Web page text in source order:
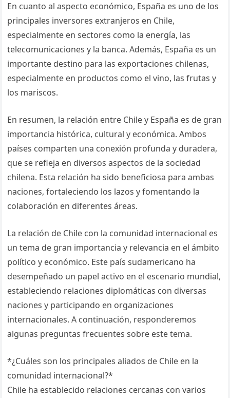
En cuanto al aspecto económico, España es uno de los
principales inversores extranjeros en Chile,
especialmente en sectores como la energía, las
telecomunicaciones y la banca. Además, España es un
importante destino para las exportaciones chilenas,
especialmente en productos como el vino, las frutas y
los mariscos.
En resumen, la relación entre Chile y España es de gran
importancia histórica, cultural y económica. Ambos
países comparten una conexión profunda y duradera,
que se refleja en diversos aspectos de la sociedad
chilena. Esta relación ha sido beneficiosa para ambas
naciones, fortaleciendo los lazos y fomentando la
colaboración en diferentes áreas.
La relación de Chile con la comunidad internacional es
un tema de gran importancia y relevancia en el ámbito
político y económico. Este país sudamericano ha
desempeñado un papel activo en el escenario mundial,
estableciendo relaciones diplomáticas con diversas
naciones y participando en organizaciones
internacionales. A continuación, responderemos
algunas preguntas frecuentes sobre este tema.
*¿Cuáles son los principales aliados de Chile en la
comunidad internacional?*
Chile ha establecido relaciones cercanas con varios